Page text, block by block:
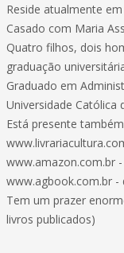
Reside atualmente
Casado com Maria
Quatro filhos, dois
graduação
Graduado em
Universidade Católica
Está presente
www.amazon.com.br
www.agbook.com.br -
Tem um prazer
livros publicados)